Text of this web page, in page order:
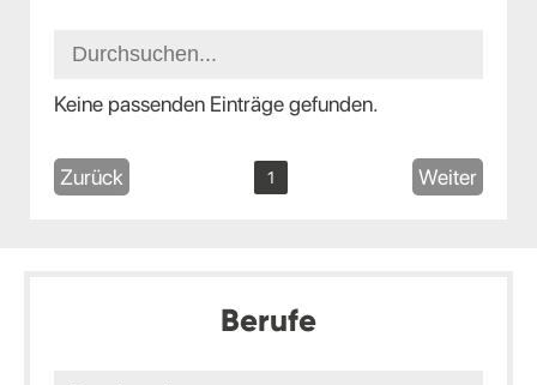
Keine passenden Einträge gefunden.
Zurück 1 Weiter
Berufe